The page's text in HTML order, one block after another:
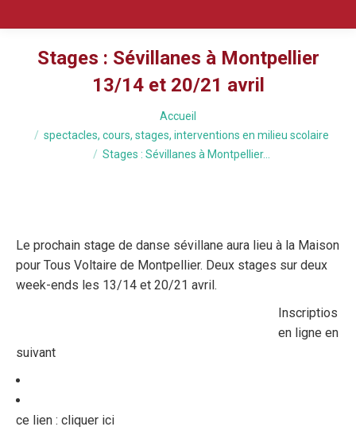
Stages : Sévillanes à Montpellier
13/14 et 20/21 avril
Accueil
spectacles, cours, stages, interventions en milieu scolaire
Stages : Sévillanes à Montpellier…
Le prochain stage de danse sévillane aura lieu à la Maison
pour Tous Voltaire de Montpellier. Deux stages sur deux
week-ends les 13/14 et 20/21 avril.
Inscriptios
en ligne en
suivant
ce lien : cliquer ici